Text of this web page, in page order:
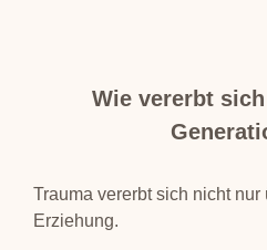
Wie vererbt
Trauma vererbt sich nicht
Erziehung.